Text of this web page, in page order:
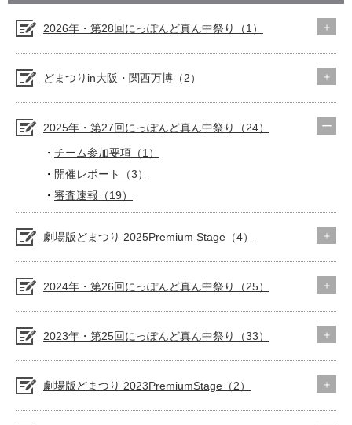
2026年・第28回にっぽんど真ん中祭り（1）
どまつりin大阪・関西万博（2）
2025年・第27回にっぽんど真ん中祭り（24）
チーム参加要項（1）
開催レポート（3）
審査速報（19）
劇場版どまつり 2025Premium Stage（4）
2024年・第26回にっぽんど真ん中祭り（25）
2023年・第25回にっぽんど真ん中祭り（33）
劇場版どまつり 2023PremiumStage（2）